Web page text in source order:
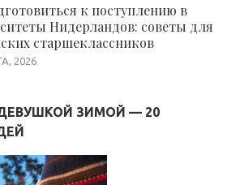
к поступлению в
Нидерландов: советы для
старшеклассников
2026
ЗИМОЙ — 20